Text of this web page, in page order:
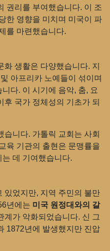
권리를 부여했습니다. 이 조
한 영향을 미치며 미국이 파
를 마련했습니다.
생활은 다양했습니다. 지
아프리카 노예들이 섞이며
다. 이 시기에 음악, 춤, 요
후 국가 정체성의 기초가 되
습니다. 가톨릭 교회는 사회
육 기관의 출현은 문맹률을
데 기여했습니다.
있었지만, 지역 주민의 불만
년에는 미국 원정대와의 갈
계가 악화되었습니다. 신 그
1872년에 발생했지만 진압